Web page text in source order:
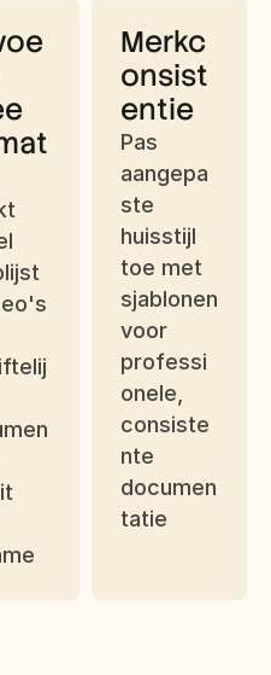
Merkc
onsist
entie
Pas
aangepa
ste
huisstijl
toe met
sjablonen
voor
professi
onele,
consiste
nte
documen
tatie